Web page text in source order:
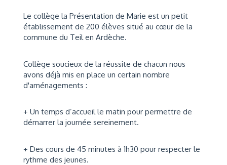
Le collège la Présentation de Marie est un petit
établissement de 200 élèves situé au cœur de la
commune du Teil en Ardèche.
Collège soucieux de la réussite de chacun nous
avons déjà mis en place un certain nombre
d'aménagements :
+ Un temps d’accueil le matin pour permettre de
démarrer la journée sereinement.
+ Des cours de 45 minutes à 1h30 pour respecter le
rythme des jeunes.